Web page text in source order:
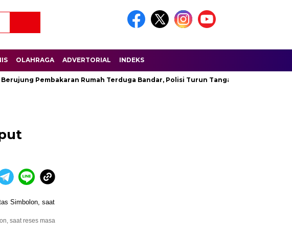
OLAHRAGA ADVERTORIAL INDEKS
Pembakaran Rumah Terduga Bandar, Polisi Turun Tangan
saat reses masa